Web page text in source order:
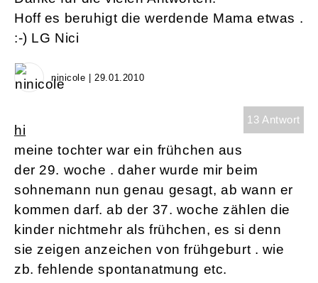
Hoff es beruhigt die werdende Mama etwas .
:-) LG Nici
ninicole | 29.01.2010
13 Antwort
hi
meine tochter war ein frühchen aus
der 29. woche . daher wurde mir beim
sohnemann nun genau gesagt, ab wann er
kommen darf. ab der 37. woche zählen die
kinder nichtmehr als frühchen, es si denn
sie zeigen anzeichen von frühgeburt . wie
zb. fehlende spontanatmung etc.